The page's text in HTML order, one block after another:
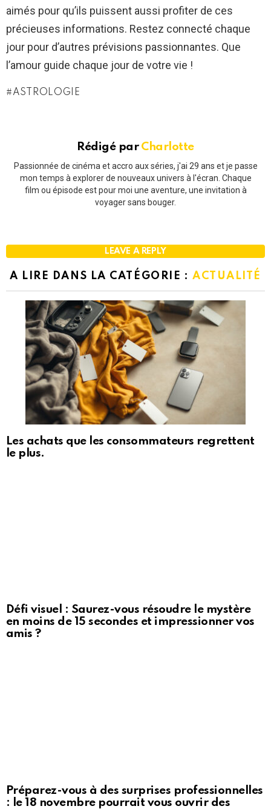
aimés pour qu’ils puissent aussi profiter de ces
précieuses informations. Restez connecté chaque
jour pour d’autres prévisions passionnantes. Que
l’amour guide chaque jour de votre vie !
ASTROLOGIE
Rédigé par Charlotte
Passionnée de cinéma et accro aux séries, j'ai 29 ans et je passe
mon temps à explorer de nouveaux univers à l'écran. Chaque
film ou épisode est pour moi une aventure, une invitation à
voyager sans bouger.
LEAVE A REPLY
A LIRE DANS LA CATÉGORIE : ACTUALITÉ
Les achats que les consommateurs regrettent
le plus.
Défi visuel : Saurez-vous résoudre le mystère
en moins de 15 secondes et impressionner vos
amis ?
Préparez-vous à des surprises professionnelles
: le 18 novembre pourrait vous ouvrir des